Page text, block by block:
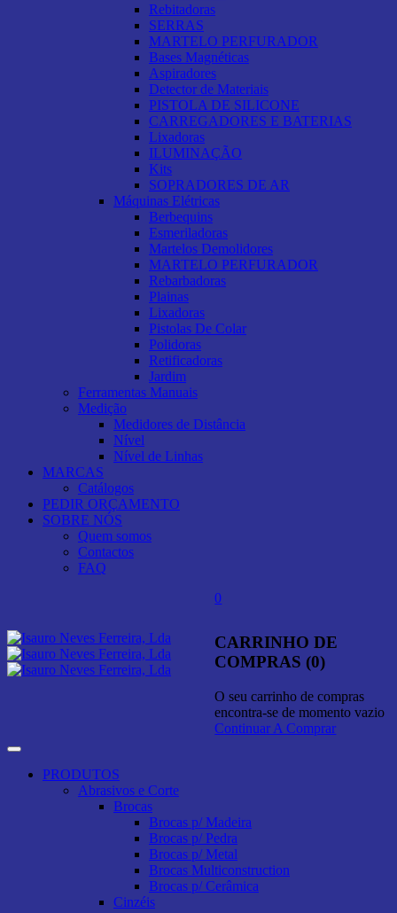
Rebitadoras
SERRAS
MARTELO PERFURADOR
Bases Magnéticas
Aspiradores
Detector de Materiais
PISTOLA DE SILICONE
CARREGADORES E BATERIAS
Lixadoras
ILUMINAÇÃO
Kits
SOPRADORES DE AR
Máquinas Elétricas
Berbequins
Esmeriladoras
Martelos Demolidores
MARTELO PERFURADOR
Rebarbadoras
Plainas
Lixadoras
Pistolas De Colar
Polidoras
Retificadoras
Jardim
Ferramentas Manuais
Medição
Medidores de Distância
Nível
Nível de Linhas
MARCAS
Catálogos
PEDIR ORÇAMENTO
SOBRE NÓS
Quem somos
Contactos
FAQ
0
CARRINHO DE
COMPRAS (0)
O seu carrinho de compras
encontra-se de momento vazio
Continuar A Comprar
PRODUTOS
Abrasivos e Corte
Brocas
Brocas p/ Madeira
Brocas p/ Pedra
Brocas p/ Metal
Brocas Multiconstruction
Brocas p/ Cerâmica
Cinzéis